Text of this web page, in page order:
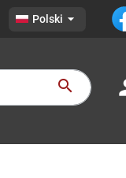
Polski 
search